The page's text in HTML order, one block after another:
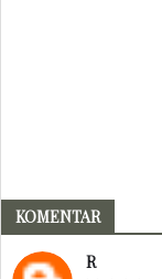
KOMENTAR
R